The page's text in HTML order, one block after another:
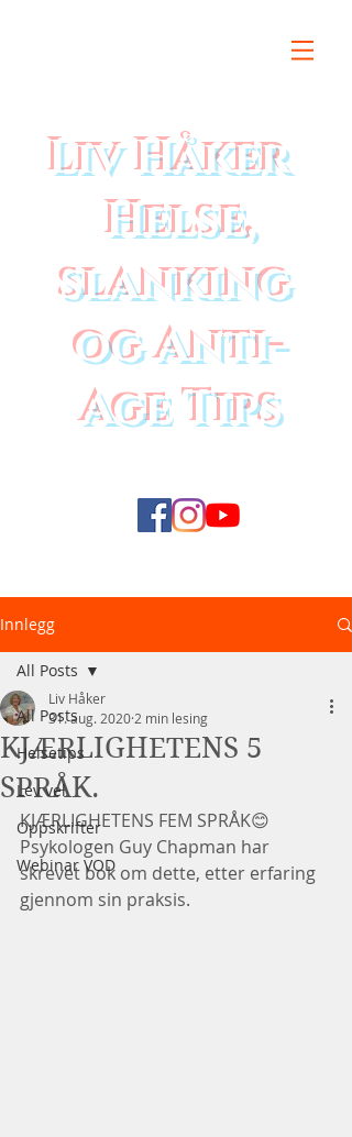
Liv Håker
Helse,
slanking
og Anti-
Age Tips
Helsediett
Innlegg
All Posts
Helsetips
Lev vel
Oppskrifter
Webinar VOD
All Posts
KJÆRLIGHETENS 5
SPRÅK.
Liv Håker
31. aug. 2020 2 min lesing
KJÆRLIGHETENS FEM SPRÅK😊
Psykologen Guy Chapman har
skrevet bok om dette, etter erfaring
gjennom sin praksis.